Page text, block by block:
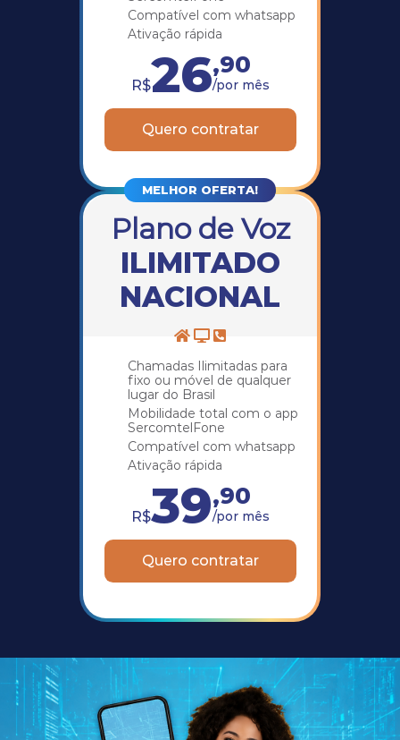
Compatível com whatsapp
Ativação rápida
R$26,90
/por mês
Quero contratar
Plano de Voz
ILIMITADO
NACIONAL
Chamadas Ilimitadas para
fixo ou móvel de qualquer
lugar do Brasil
Mobilidade total com o app
SercomtelFone
Compatível com whatsapp
Ativação rápida
R$39,90
/por mês
Quero contratar